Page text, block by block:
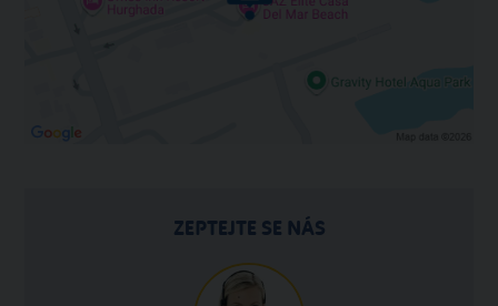
ZEPTEJTE SE NÁS